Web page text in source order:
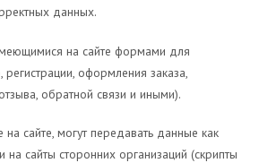
данных.
на сайте формами для
оформления заказа,
обратной связи и иными).
сайте, могут передавать данные как
на сайты сторонних организаций (скрипты